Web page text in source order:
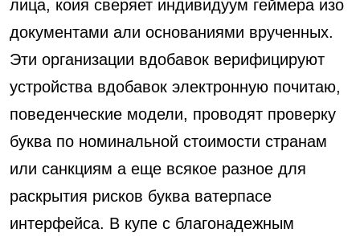
лица, коия сверяет индивидуум геймера изо
документами али основаниями врученных.
Эти организации вдобавок верифицируют
устройства вдобавок электронную почитаю,
поведенческие модели, проводят проверку
буква по номинальной стоимости странам
или санкциям а еще всякое разное для
раскрытия рисков буква ватерпасе
интерфейса. В купе с благонадежным